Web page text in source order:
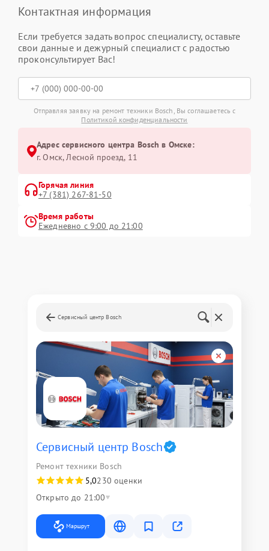
Контактная информация
Если требуется задать вопрос специалисту, оставьте
свои данные и дежурный специалист с радостью
проконсультирует Вас!
Отправляя заявку на ремонт техники Bosch, Вы соглашаетесь с
Политикой конфиденциальности
Адрес сервисного центра Bosch в Омске:
г. Омск, ​Лесной проезд, 11
Горячая линия
+7 (381) 267-81-50
Время работы
Ежедневно с 9:00 до 21:00
Сервисный центр Bosch
Сервисный центр Bosch
Ремонт техники Bosch
5,0230 оценки
Открыто до 21:00
Маршрут